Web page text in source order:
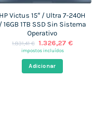
HP Victus 15″ / Ultra 7-240H
/ 16GB 1TB SSD Sin Sistema
Operativo
1.831,41€ O
preço
era:
1.831,41 €.
1.326,27 €O
impostos incluídos
Adicionar